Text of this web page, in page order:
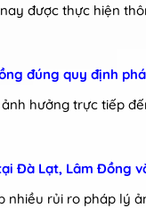
được thực hiện
đúng quy định
hưởng trực tiếp
Đà Lạt, Lâm Đồng
rủi ro pháp lý